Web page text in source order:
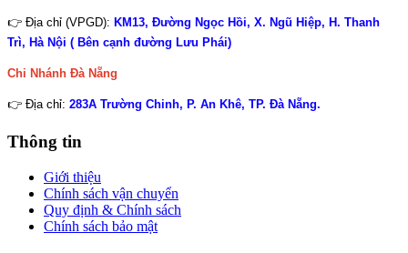
👉 Địa chỉ (VPGD): KM13, Đường Ngọc Hồi, X. Ngũ Hiệp, H. Thanh
Trì, Hà Nội ( Bên cạnh đường Lưu Phái)
Chi Nhánh Đà Nẵng
👉 Địa chỉ: 283A Trường Chinh, P. An Khê, TP. Đà Nẵng.
Thông tin
Giới thiệu
Chính sách vận chuyển
Quy định & Chính sách
Chính sách bảo mật